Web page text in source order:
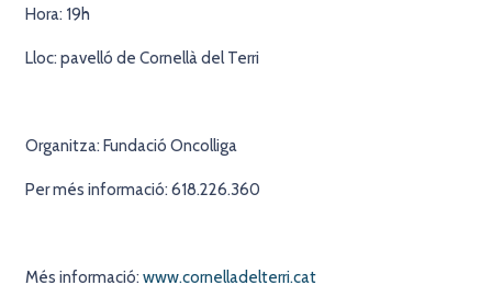
Hora: 19h
Lloc: pavelló de Cornellà del Terri
Organitza: Fundació Oncolliga
Per més informació: 618.226.360
Més informació: www.cornelladelterri.cat